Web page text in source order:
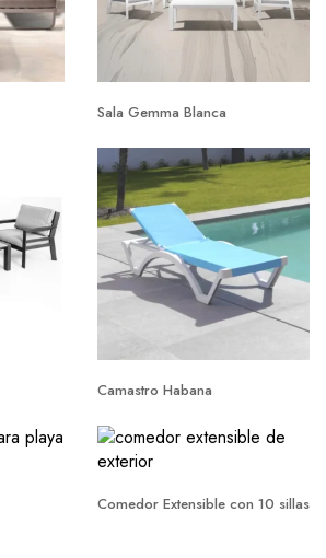
Sala Gemma Blanca
Camastro Habana
Comedor Extensible con 10 sillas